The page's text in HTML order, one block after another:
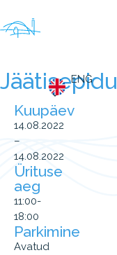
ENG
Jäätisepidu
Kuupäev
14.08.2022
–
14.08.2022
Ürituse
aeg
11:00-
18:00
Parkimine
Avatud